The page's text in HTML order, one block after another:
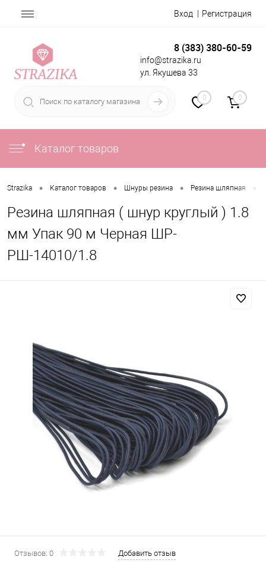
Вход Регистрация
8 (383) 380-60-59
info@strazika.ru
ул. Якушева 33
0 0
Каталог товаров
Strazika • Каталог товаров • Шнуры резина • Резина шляпная
Резина шляпная ( шнур круглый ) 1.8
мм Упак 90 м Черная ШР-
РШ-14010/1.8
Отзывов: 0 Добавить отзыв